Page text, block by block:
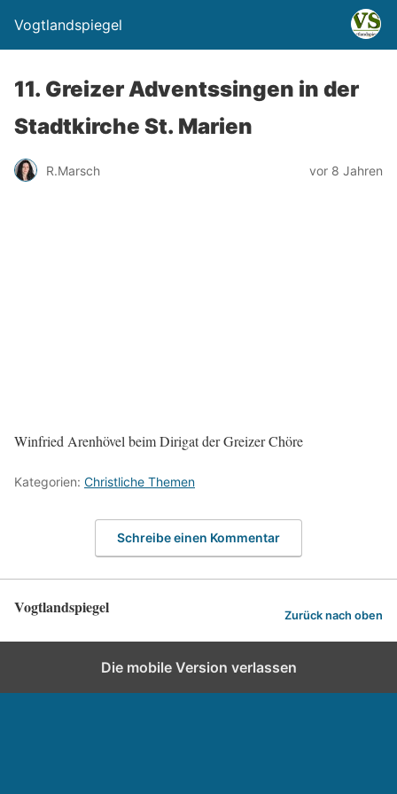
Vogtlandspiegel
11. Greizer Adventssingen in der
Stadtkirche St. Marien
R.Marsch vor 8 Jahren
Winfried Arenhövel beim Dirigat der Greizer Chöre
Kategorien: Christliche Themen
Schreibe einen Kommentar
Vogtlandspiegel Zurück nach oben
Die mobile Version verlassen